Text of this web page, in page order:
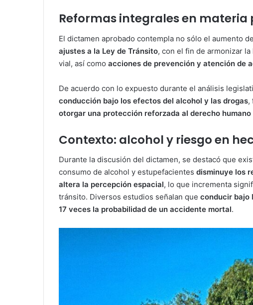
Reformas integrales en materia
El dictamen aprobado contempla no sólo el aumento
ajustes a la Ley de Tránsito, con el fin de armonizar
vial, así como acciones de prevención y atención de
De acuerdo con lo expuesto durante el análisis
conducción bajo los efectos del alcohol y las drogas,
otorgar una protección reforzada al derecho humano
Contexto: alcohol y riesgo en
Durante la discusión del dictamen, se destacó que
consumo de alcohol y estupefacientes disminuye los
altera la percepción espacial, lo que incrementa
tránsito. Diversos estudios señalan que conducir bajo
17 veces la probabilidad de un accidente mortal.